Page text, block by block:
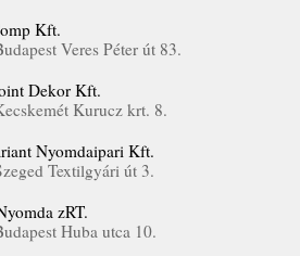
Kft.
Veres Péter út 83.
Dekor Kft.
Kurucz krt. 8.
Nyomdaipari Kft.
Textilgyári út 3.
zRT.
Huba utca 10.